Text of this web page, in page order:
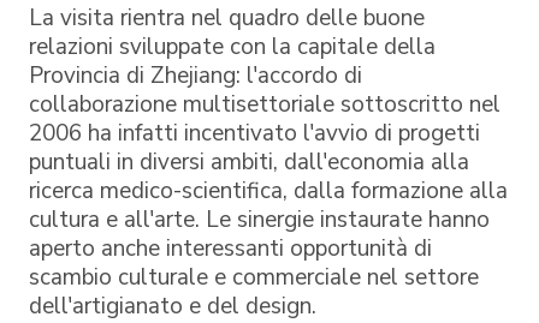
La visita rientra nel quadro delle buone
relazioni sviluppate con la capitale della
Provincia di Zhejiang: l'accordo di
collaborazione multisettoriale sottoscritto nel
2006 ha infatti incentivato l'avvio di progetti
puntuali in diversi ambiti, dall'economia alla
ricerca medico-scientifica, dalla formazione alla
cultura e all'arte. Le sinergie instaurate hanno
aperto anche interessanti opportunità di
scambio culturale e commerciale nel settore
dell'artigianato e del design.